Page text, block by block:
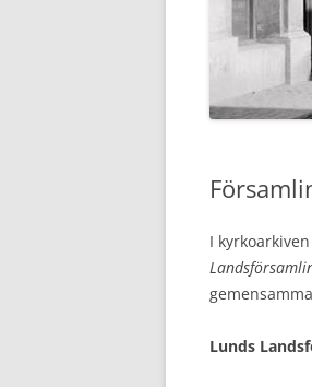
WEBBSHOP
I
Lunds